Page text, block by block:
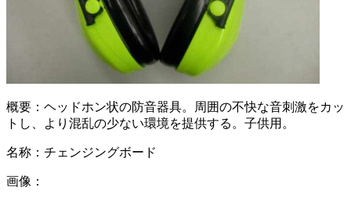
概要： ヘッドホン状の防音器具。周囲の不快な音刺激をカッ
トし、より混乱の少ない環境を提供する。子供用。
名称： チェンジングボード
画像：